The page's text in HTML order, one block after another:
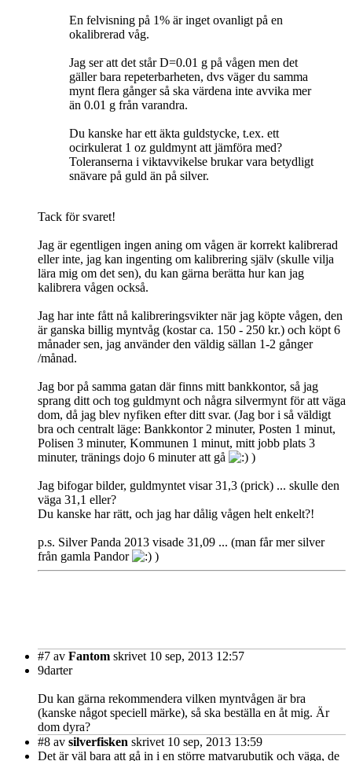
En felvisning på 1% är inget ovanligt på en
okalibrerad våg.
Jag ser att det står D=0.01 g på vågen men det
gäller bara repeterbarheten, dvs väger du samma
mynt flera gånger så ska värdena inte avvika mer
än 0.01 g från varandra.
Du kanske har ett äkta guldstycke, t.ex. ett
ocirkulerat 1 oz guldmynt att jämföra med?
Toleranserna i viktavvikelse brukar vara betydligt
snävare på guld än på silver.
Tack för svaret!
Jag är egentligen ingen aning om vågen är korrekt kalibrerad
eller inte, jag kan ingenting om kalibrering själv (skulle vilja
lära mig om det sen), du kan gärna berätta hur kan jag
kalibrera vågen också.
Jag har inte fått nå kalibreringsvikter när jag köpte vågen, den
är ganska billig myntvåg (kostar ca. 150 - 250 kr.) och köpt 6
månader sen, jag använder den väldig sällan 1-2 gånger
/månad.
Jag bor på samma gatan där finns mitt bankkontor, så jag
sprang ditt och tog guldmynt och några silvermynt för att väga
dom, då jag blev nyfiken efter ditt svar. (Jag bor i så väldigt
bra och centralt läge: Bankkontor 2 minuter, Posten 1 minut,
Polisen 3 minuter, Kommunen 1 minut, mitt jobb plats 3
minuter, tränings dojo 6 minuter att gå
)
Jag bifogar bilder, guldmyntet visar 31,3 (prick) ... skulle den
väga 31,1 eller?
Du kanske har rätt, och jag har dålig vågen helt enkelt?!
p.s. Silver Panda 2013 visade 31,09 ... (man får mer silver
från gamla Pandor
)
#7 av Fantom skrivet 10 sep, 2013 12:57
9darter
Du kan gärna rekommendera vilken myntvågen är bra
(kanske något speciell märke), så ska beställa en åt mig. Är
dom dyra?
#8 av silverfisken skrivet 10 sep, 2013 13:59
Det är väl bara att gå in i en större matvarubutik och väga, de